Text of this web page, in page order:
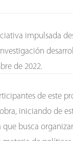
impulsada
de 2022.
de este
iniciando de
busca